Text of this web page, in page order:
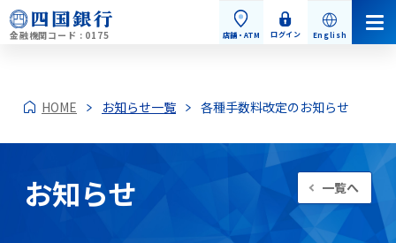
金融機関コード : 0175
個人のお客さま
店舗・ATM English
ログイン
HOME お知らせ一覧 各種手数料改定のお知らせ
一覧へ
お知らせ